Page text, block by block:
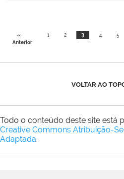
«
Anterior
1 2 3 4 5
VOLTAR AO
Todo o conteúdo deste site está
Creative Commons Atribuição-
Adaptada.